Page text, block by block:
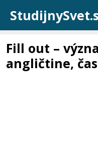
obsah
Fill out –
angličtine,